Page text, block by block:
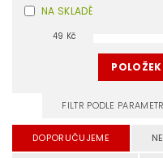
NA SKLADĚ
49 Kč
FILTR PODLE
DOPORUČUJEME